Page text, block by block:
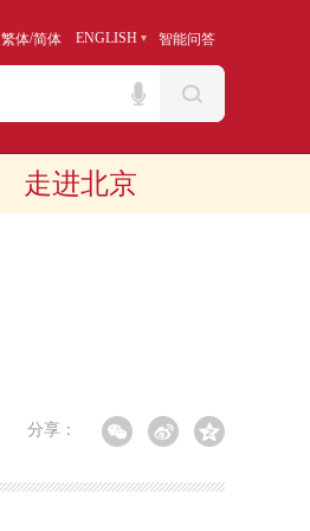
繁体/简体 ENGLISH 智能问答
走进北京
分享：